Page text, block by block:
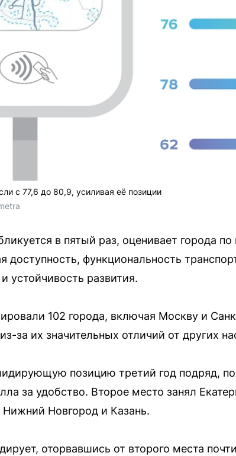
с 77,6 до 80,9, усиливая её позиции
в пятый раз, оценивает города
доступность, функциональность
устойчивость развития.
102 города, включая Москву и
за их значительных отличий от других
позицию третий год подряд,
за удобство. Второе место занял
Нижний Новгород и Казань.
оторвавшись от второго места